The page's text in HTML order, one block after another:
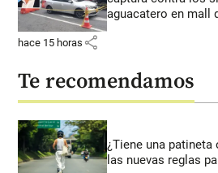
aguacatero en mall
hace 15 horas share
Te recomendamos
¿Tiene una
las nuevas reglas